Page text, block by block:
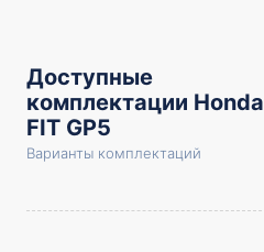
Доступные
комплектации Honda
FIT GP5
Варианты комплектаций